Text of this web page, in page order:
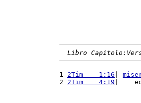
Libro
1 2Tim    1:16
2 2Tim    4:19 |